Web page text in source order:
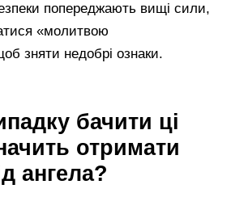
попереджають вищі сили,
«молитвою
зняти недобрі ознаки.
бачити ці
отримати
ангела?